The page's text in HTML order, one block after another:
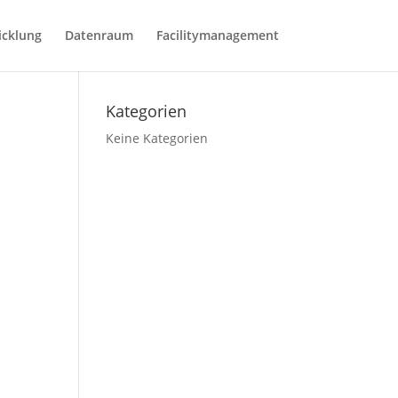
Datenraum Facilitymanagement
Kategorien
Keine Kategorien